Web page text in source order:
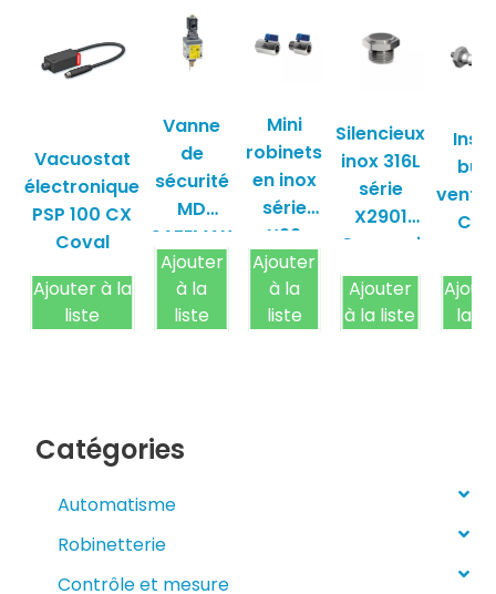
Vacuostat
électronique
PSP 100 CX
Coval
Ajouter à la
liste
Vanne
de
sécurité
MD
SAFEMAX
Camozzi
Ajouter
à la
liste
Mini
robinets
en inox
série
X29
Camozzi
Ajouter
à la
liste
Silencieux
inox 316L
série
X2901
Camozzi
Ajouter
à la liste
la
Catégories
Automatisme
Robinetterie
Contrôle et mesure